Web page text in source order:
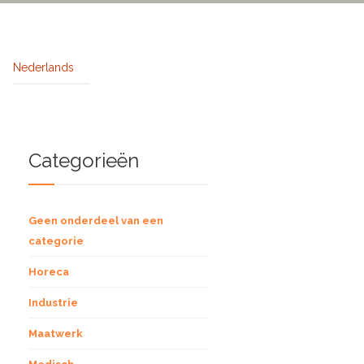
Nederlands
Categorieën
Geen onderdeel van een
categorie
Horeca
Industrie
Maatwerk